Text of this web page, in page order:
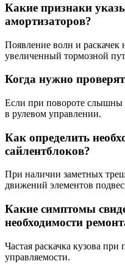
Какие признаки
амортизаторов?
Появление волн и раскачек
увеличенный тормозной
Когда нужно
Если при повороте
в рулевом управлении.
Как определить
сайлентблоков?
При наличии заметных
движений элементов
Какие симптомы
необходимости
Частая раскачка кузова
управляемости.